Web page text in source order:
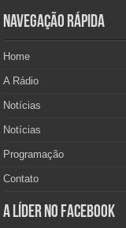
Navegação Rápida
Home
A Rádio
Notícias
Notícias
Programação
Contato
A Líder no Facebook